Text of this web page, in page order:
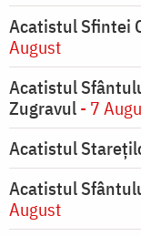
Acatistul Sfintei
August
Acatistul
Zugravul- 7
Acatistul
Acatistul
August